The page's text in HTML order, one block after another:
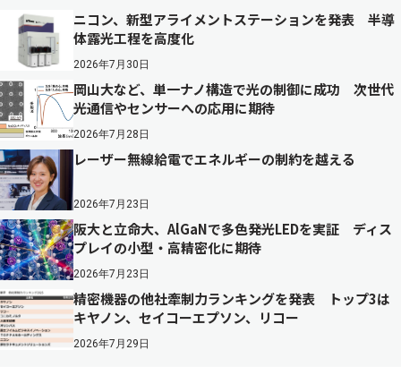
ニコン、新型アライメントステーションを発表 半導
体露光工程を高度化
2026年7月30日
岡山大など、単一ナノ構造で光の制御に成功 次世代
光通信やセンサーへの応用に期待
2026年7月28日
レーザー無線給電でエネルギーの制約を越える
2026年7月23日
阪大と立命大、AlGaNで多色発光LEDを実証 ディス
プレイの小型・高精密化に期待
2026年7月23日
精密機器の他社牽制力ランキングを発表 トップ3は
キヤノン、セイコーエプソン、リコー
2026年7月29日